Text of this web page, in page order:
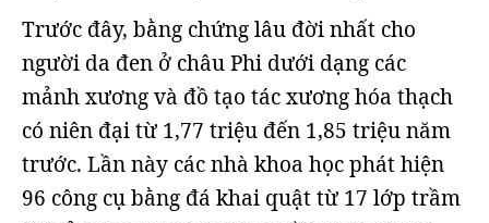
Trước đây, bằng chứng lâu đời nhất cho
người da đen ở châu Phi dưới dạng các
mảnh xương và đồ tạo tác xương hóa thạch
có niên đại từ 1,77 triệu đến 1,85 triệu năm
trước. Lần này các nhà khoa học phát hiện
96 công cụ bằng đá khai quật từ 17 lớp trầm